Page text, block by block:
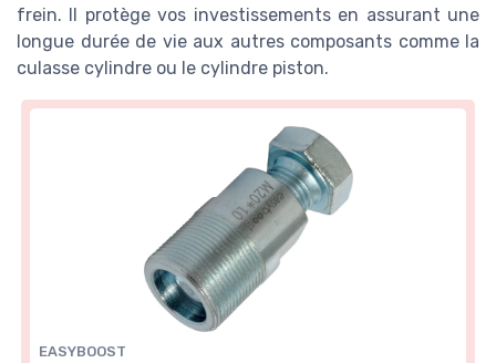
frein. Il protège vos investissements en assurant une
longue durée de vie aux autres composants comme la
culasse cylindre ou le cylindre piston.
EASYBOOST